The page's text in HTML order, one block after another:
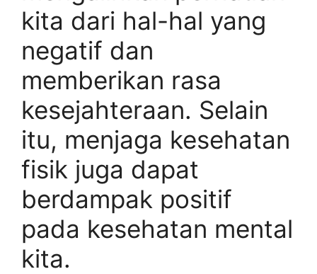
kita dari hal-hal yang
negatif dan
memberikan rasa
kesejahteraan. Selain
itu, menjaga kesehatan
fisik juga dapat
berdampak positif
pada kesehatan mental
kita.